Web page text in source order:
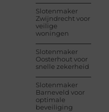
Slotenmaker
Zwijndrecht voor
veilige
woningen
Slotenmaker
Oosterhout voor
snelle zekerheid
Slotenmaker
Barneveld voor
optimale
beveiliging